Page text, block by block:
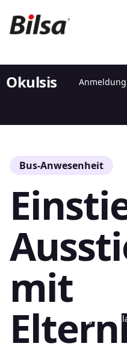
Okulsis
Digitales
Bus-Anwesenheit
mit